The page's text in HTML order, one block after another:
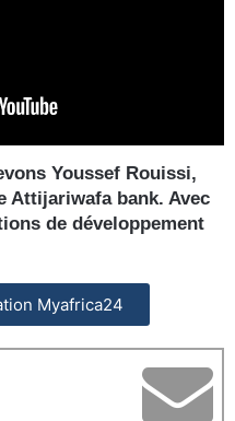
Youssef Rouissi,
Attijariwafa bank. Avec
de développement
Myafrica24